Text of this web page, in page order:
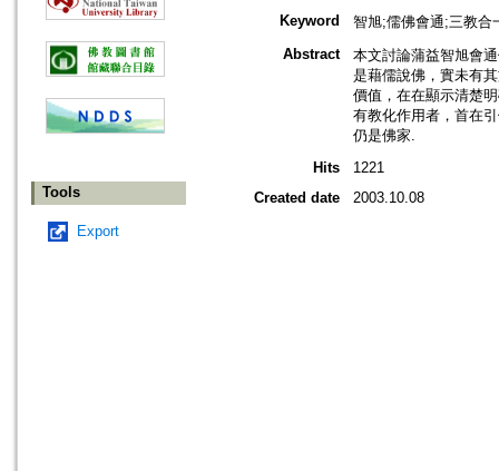
Tools
Export
Keyword
智旭;儒佛會通;三教合
Abstract
本文討論蒲益智旭會
是藉儒說佛，實未有
價值，在在顯示清楚
有教化作用者，首在
仍是佛家.
Hits
1221
Created date
2003.10.08